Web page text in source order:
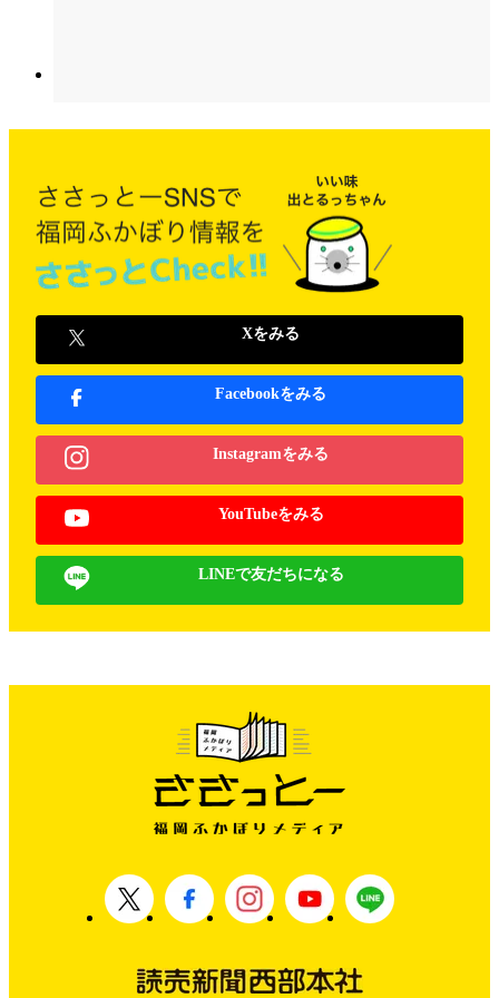
Xをみる
Facebookをみる
Instagramをみる
YouTubeをみる
LINEで友だちになる